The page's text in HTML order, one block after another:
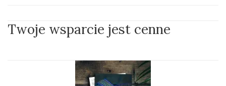
Twoje wsparcie jest cenne